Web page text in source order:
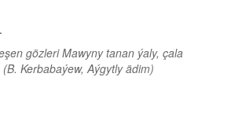
gözleri Mawyny tanan ýaly, çala
(B. Kerbabaýew, Aýgytly ädim)